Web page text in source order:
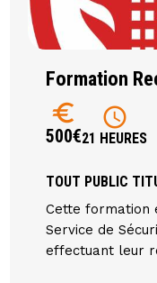
Formation
euro
500€
schedule
21 HEURES
TOUT PUBLIC
Cette formation
Service de
effectuant leur